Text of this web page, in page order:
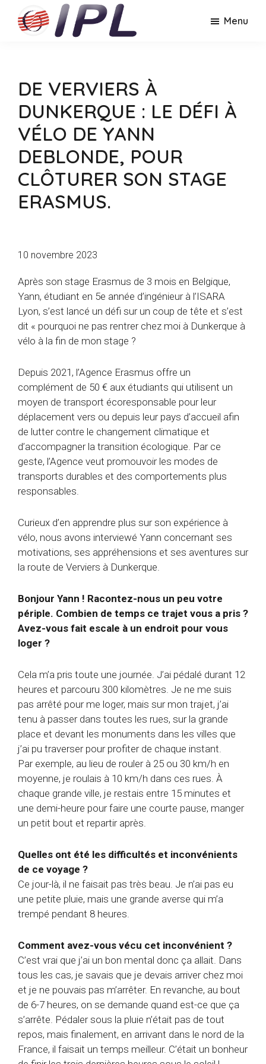
Lyon
Menu
DE VERVIERS À
DUNKERQUE : LE DÉFI À
VÉLO DE YANN
DEBLONDE, POUR
CLÔTURER SON STAGE
ERASMUS.
10 novembre 2023
Après son stage Erasmus de 3 mois en Belgique,
Yann, étudiant en 5e année d’ingénieur à l’ISARA
Lyon, s’est lancé un défi sur un coup de tête et s’est
dit « pourquoi ne pas rentrer chez moi à Dunkerque à
vélo à la fin de mon stage ?
Depuis 2021, l’Agence Erasmus offre un
complément de 50 € aux étudiants qui utilisent un
moyen de transport écoresponsable pour leur
déplacement vers ou depuis leur pays d’accueil afin
de lutter contre le changement climatique et
d’accompagner la transition écologique. Par ce
geste, l’Agence veut promouvoir les modes de
transports durables et des comportements plus
responsables.
Curieux d’en apprendre plus sur son expérience à
vélo, nous avons interviewé Yann concernant ses
motivations, ses appréhensions et ses aventures sur
la route de Verviers à Dunkerque.
Bonjour Yann ! Racontez-nous un peu votre
périple. Combien de temps ce trajet vous a pris ?
Avez-vous fait escale à un endroit pour vous
loger ?
Cela m’a pris toute une journée. J’ai pédalé durant 12
heures et parcouru 300 kilomètres. Je ne me suis
pas arrêté pour me loger, mais sur mon trajet, j’ai
tenu à passer dans toutes les rues, sur la grande
place et devant les monuments dans les villes que
j’ai pu traverser pour profiter de chaque instant.
Par exemple, au lieu de rouler à 25 ou 30 km/h en
moyenne, je roulais à 10 km/h dans ces rues. À
chaque grande ville, je restais entre 15 minutes et
une demi-heure pour faire une courte pause, manger
un petit bout et repartir après.
Quelles ont été les difficultés et inconvénients
de ce voyage ?
Ce jour-là, il ne faisait pas très beau. Je n’ai pas eu
une petite pluie, mais une grande averse qui m’a
trempé pendant 8 heures.
Comment avez-vous vécu cet inconvénient ?
C’est vrai que j’ai un bon mental donc ça allait. Dans
tous les cas, je savais que je devais arriver chez moi
et je ne pouvais pas m’arrêter. En revanche, au bout
de 6-7 heures, on se demande quand est-ce que ça
s’arrête. Pédaler sous la pluie n’était pas de tout
repos, mais finalement, en arrivant dans le nord de la
France, il faisait un temps meilleur. C’était un bonheur